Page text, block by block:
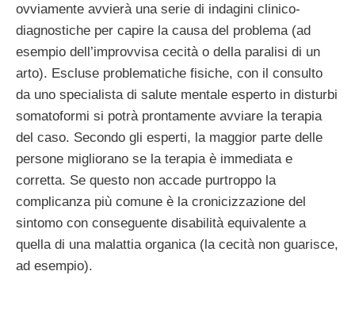
ovviamente avvierà una serie di indagini clinico-
diagnostiche per capire la causa del problema (ad
esempio dell’improvvisa cecità o della paralisi di un
arto). Escluse problematiche fisiche, con il consulto
da uno specialista di salute mentale esperto in disturbi
somatoformi si potrà prontamente avviare la terapia
del caso. Secondo gli esperti, la maggior parte delle
persone migliorano se la terapia è immediata e
corretta. Se questo non accade purtroppo la
complicanza più comune è la cronicizzazione del
sintomo con conseguente disabilità equivalente a
quella di una malattia organica (la cecità non guarisce,
ad esempio).